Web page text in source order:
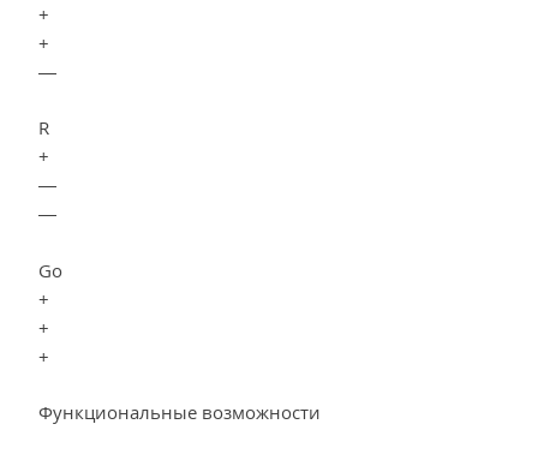
+
+
—
R
+
—
—
Go
+
+
+
Функциональные возможности